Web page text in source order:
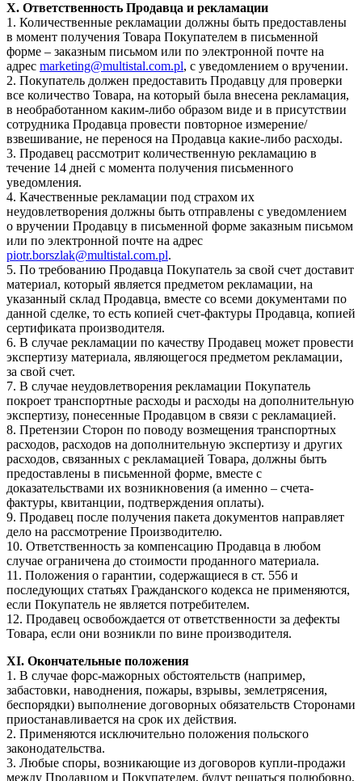
X. Ответственность Продавца и рекламации
1. Количественные рекламации должны быть предоставлены
в момент получения Товара Покупателем в письменной
форме – заказным письмом или по электронной почте на
адрес marketing@multistal.com.pl, с уведомлением о вручении.
2. Покупатель должен предоставить Продавцу для проверки
все количество Товара, на который была внесена рекламация,
в необработанном каким-либо образом виде и в присутствии
сотрудника Продавца провести повторное измерение/
взвешивание, не перенося на Продавца какие-либо расходы.
3. Продавец рассмотрит количественную рекламацию в
течение 14 дней с момента получения письменного
уведомления.
4. Качественные рекламации под страхом их
неудовлетворения должны быть отправлены с уведомлением
о вручении Продавцу в письменной форме заказным письмом
или по электронной почте на адрес
piotr.borszlak@multistal.com.pl.
5. По требованию Продавца Покупатель за свой счет доставит
материал, который является предметом рекламации, на
указанный склад Продавца, вместе со всеми документами по
данной сделке, то есть копией счет-фактуры Продавца, копией
сертификата производителя.
6. В случае рекламации по качеству Продавец может провести
экспертизу материала, являющегося предметом рекламации,
за свой счет.
7. В случае неудовлетворения рекламации Покупатель
покроет транспортные расходы и расходы на дополнительную
экспертизу, понесенные Продавцом в связи с рекламацией.
8. Претензии Сторон по поводу возмещения транспортных
расходов, расходов на дополнительную экспертизу и других
расходов, связанных с рекламацией Товара, должны быть
предоставлены в письменной форме, вместе с
доказательствами их возникновения (а именно – счета-
фактуры, квитанции, подтверждения оплаты).
9. Продавец после получения пакета документов направляет
дело на рассмотрение Производителю.
10. Ответственность за компенсацию Продавца в любом
случае ограничена до стоимости проданного материала.
11. Положения о гарантии, содержащиеся в ст. 556 и
последующих статьях Гражданского кодекса не применяются,
если Покупатель не является потребителем.
12. Продавец освобождается от ответственности за дефекты
Товара, если они возникли по вине производителя.
XI. Окончательные положения
1. В случае форс-мажорных обстоятельств (например,
забастовки, наводнения, пожары, взрывы, землетрясения,
беспорядки) выполнение договорных обязательств Сторонами
приостанавливается на срок их действия.
2. Применяются исключительно положения польского
законодательства.
3. Любые споры, возникающие из договоров купли-продажи
между Продавцом и Покупателем, будут решаться полюбовно,